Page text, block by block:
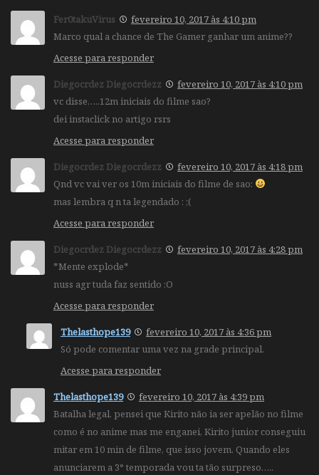
Fer0takuVirus
fevereiro 10, 2017 às 4:10 pm
Marco qual a chance de The Gamer ganhar um anime??
Acesse para responder
Diegocrdez Diegocrdezz
fevereiro 10, 2017 às 4:10 pm
vc disse…..12m iniciais do filme sao?
dei instaclick no artigo rsrs
Acesse para responder
Diegocrdez Diegocrdezz
fevereiro 10, 2017 às 4:18 pm
Qnd vc vai ver os 10m iniciais do filme de sao:
mas lembra q n ta legendado : ;(
Acesse para responder
Diegocrdez Diegocrdezz
fevereiro 10, 2017 às 4:28 pm
*Mente explode*
nuss agr tuda faz sentido :O
Acesse para responder
Thelasthope139
fevereiro 10, 2017 às 4:36 pm
Só pode comentar uma vez na grade principal.
Acesse para responder
Thelasthope139
fevereiro 10, 2017 às 4:39 pm
Batalha legal, pensei que Kirito não ia ser apelão no filme
como é no anime mas me enganei, Kirito junior conseguiu
mitar em 10 min de filme, que isso jovem. Quando eles
anunciarem a 3° temporada vou ta tão surpreso…..